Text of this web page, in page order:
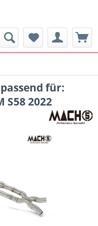
für:
S58 2022